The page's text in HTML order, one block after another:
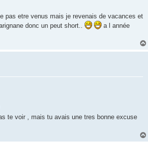
pas etre venus mais je revenais de vacances et
donc un peut short..
a l année
te voir , mais tu avais une tres bonne excuse